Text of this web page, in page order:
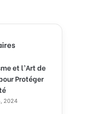
et l’Art de
Protéger
2024